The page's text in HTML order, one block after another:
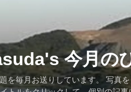
今月の
を毎月お送りしています。 写真